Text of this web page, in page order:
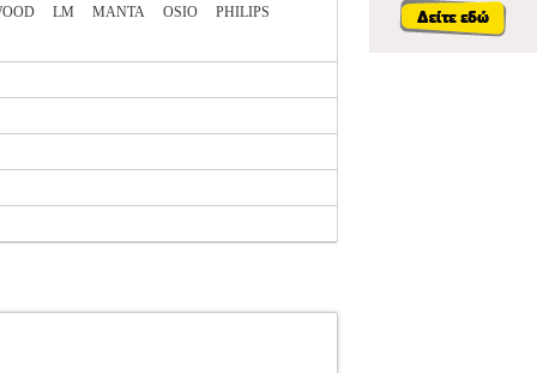
LM MANTA OSIO
PHILIPS